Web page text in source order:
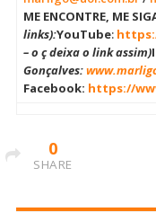
ME ENCONTRE, ME
links):YouTube:
– o ç deixa o link assim)
Gonçalves:
Facebook: https://
0
SHARE